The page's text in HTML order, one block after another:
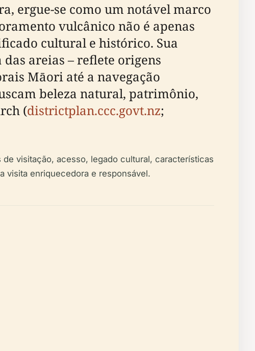
ergue-se como um notável marco
vulcânico não é apenas
cultural e histórico. Sua
areias – reflete origens
Māori até a navegação
beleza natural, patrimônio,
(districtplan.ccc.govt.nz;
visitação, acesso, legado cultural, características
visita enriquecedora e responsável.